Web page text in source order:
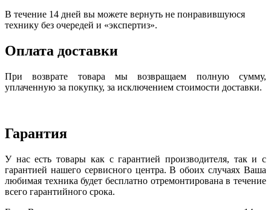
В течение 14 дней вы можете вернуть не понравившуюся
технику без очередей и «экспертиз».
Оплата доставки
При возврате товара мы возвращаем полную сумму,
уплаченную за покупку, за исключением стоимости доставки.
Гарантия
У нас есть товары как с гарантией производителя, так и с
гарантией нашего сервисного центра. В обоих случаях Ваша
любимая техника будет бесплатно отремонтирована в течение
всего гарантийного срока.